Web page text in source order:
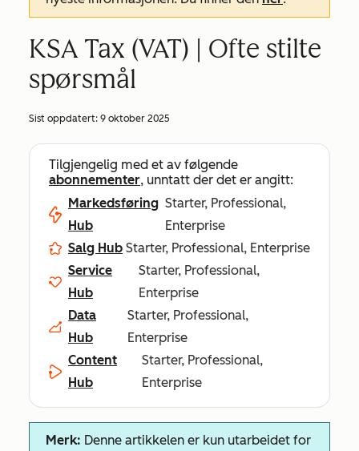
KSA Tax (VAT) | Ofte stilte
spørsmål
Sist oppdatert: 9 oktober 2025
Tilgjengelig med et av følgende
abonnementer, unntatt der det er angitt:
Markedsføring
Hub
Starter, Professional,
Enterprise
Salg Hub Starter, Professional, Enterprise
Service
Hub
Starter, Professional,
Enterprise
Data
Hub
Starter, Professional,
Enterprise
Content
Hub
Starter, Professional,
Enterprise
Merk: Denne artikkelen er kun utarbeidet for